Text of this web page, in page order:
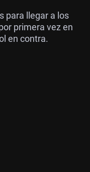
para llegar a los
primera vez en
en contra.